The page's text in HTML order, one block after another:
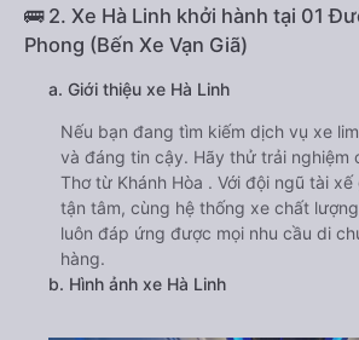
🚌 2. Xe Hà Linh khởi hành tại 01
Phong (Bến Xe Vạn Giã)
a. Giới thiệu xe Hà Linh
Nếu bạn đang tìm kiếm dịch vụ xe
và đáng tin cậy. Hãy thử trải nghiệm
Thơ từ Khánh Hòa . Với đội ngũ tài
tận tâm, cùng hệ thống xe chất
luôn đáp ứng được mọi nhu cầu di
hàng.
b. Hình ảnh xe Hà Linh